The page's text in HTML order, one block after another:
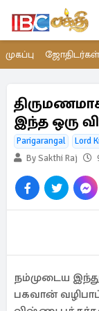
முகப்பு ஜோதிடர்கள்
இந்த ஒரு
Parigarangal Lord
By Sakthi Raj
நம்முடைய
பகவான்